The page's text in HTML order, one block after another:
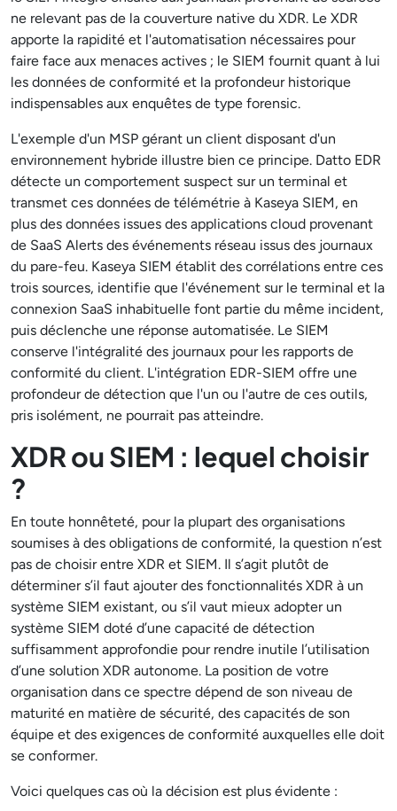
ne relevant pas de la couverture native du XDR. Le XDR
apporte la rapidité et l'automatisation nécessaires pour
faire face aux menaces actives ; le SIEM fournit quant à lui
les données de conformité et la profondeur historique
indispensables aux enquêtes de type forensic.
L'exemple d'un MSP gérant un client disposant d'un
environnement hybride illustre bien ce principe. Datto EDR
détecte un comportement suspect sur un terminal et
transmet ces données de télémétrie à Kaseya SIEM, en
plus des données issues des applications cloud provenant
de SaaS Alerts des événements réseau issus des journaux
du pare-feu. Kaseya SIEM établit des corrélations entre ces
trois sources, identifie que l'événement sur le terminal et la
connexion SaaS inhabituelle font partie du même incident,
puis déclenche une réponse automatisée. Le SIEM
conserve l'intégralité des journaux pour les rapports de
conformité du client. L'intégration EDR-SIEM offre une
profondeur de détection que l'un ou l'autre de ces outils,
pris isolément, ne pourrait pas atteindre.
XDR ou SIEM : lequel choisir
?
En toute honnêteté, pour la plupart des organisations
soumises à des obligations de conformité, la question n’est
pas de choisir entre XDR et SIEM. Il s’agit plutôt de
déterminer s’il faut ajouter des fonctionnalités XDR à un
système SIEM existant, ou s’il vaut mieux adopter un
système SIEM doté d’une capacité de détection
suffisamment approfondie pour rendre inutile l’utilisation
d’une solution XDR autonome. La position de votre
organisation dans ce spectre dépend de son niveau de
maturité en matière de sécurité, des capacités de son
équipe et des exigences de conformité auxquelles elle doit
se conformer.
Voici quelques cas où la décision est plus évidente :